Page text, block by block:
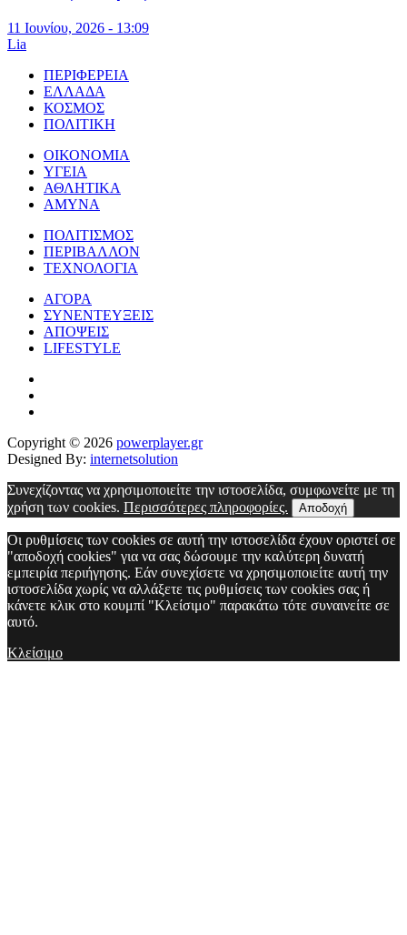
11 Ιουνίου, 2026 - 13:09
Lia
ΠΕΡΙΦΕΡΕΙΑ
ΕΛΛΑΔΑ
ΚΟΣΜΟΣ
ΠΟΛΙΤΙΚΗ
ΟΙΚΟΝΟΜΙΑ
ΥΓΕΙΑ
ΑΘΛΗΤΙΚΑ
ΑΜΥΝΑ
ΠΟΛΙΤΙΣΜΟΣ
ΠΕΡΙΒΑΛΛΟΝ
ΤΕΧΝΟΛΟΓΙΑ
ΑΓΟΡΑ
ΣΥΝΕΝΤΕΥΞΕΙΣ
ΑΠΟΨΕΙΣ
LIFESTYLE
Copyright © 2026 powerplayer.gr
Designed By: internetsolution
Συνεχίζοντας να χρησιμοποιείτε την ιστοσελίδα, συμφωνείτε με τη
χρήση των cookies. Περισσότερες πληροφορίες. Αποδοχή
Οι ρυθμίσεις των cookies σε αυτή την ιστοσελίδα έχουν οριστεί σε
"αποδοχή cookies" για να σας δώσουμε την καλύτερη δυνατή
εμπειρία περιήγησης. Εάν συνεχίσετε να χρησιμοποιείτε αυτή την
ιστοσελίδα χωρίς να αλλάξετε τις ρυθμίσεις των cookies σας ή
κάνετε κλικ στο κουμπί "Κλείσιμο" παρακάτω τότε συναινείτε σε
αυτό.
Κλείσιμο